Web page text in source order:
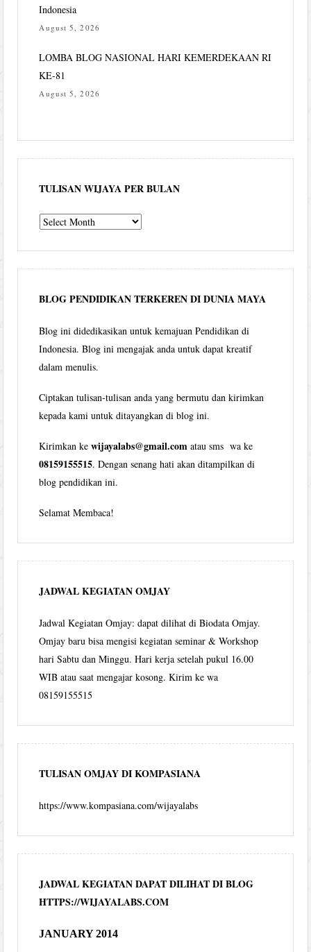
Indonesia
August 5, 2026
LOMBA BLOG NASIONAL HARI KEMERDEKAAN RI
KE-81
August 5, 2026
TULISAN WIJAYA PER BULAN
Tulisan
per
bulan
BLOG PENDIDIKAN TERKEREN DI DUNIA MAYA
Blog ini didedikasikan untuk kemajuan Pendidikan di
Indonesia. Blog ini mengajak anda untuk dapat kreatif
dalam menulis.
Ciptakan tulisan-tulisan anda yang bermutu dan kirimkan
kepada kami untuk ditayangkan di blog ini.
Kirimkan kewijayalabs@gmail.com atau sms wa ke
08159155515. Dengan senang hati akan ditampilkan di
blog pendidikan ini.
Selamat Membaca!
JADWAL KEGIATAN OMJAY
Jadwal Kegiatan Omjay: dapat dilihat di Biodata Omjay.
Omjay baru bisa mengisi kegiatan seminar & Workshop
hari Sabtu dan Minggu. Hari kerja setelah pukul 16.00
WIB atau saat mengajar kosong. Kirim ke wa
08159155515
TULISAN OMJAY DI KOMPASIANA
https://www.kompasiana.com/wijayalabs
JADWAL KEGIATAN DAPAT DILIHAT DI BLOG
HTTPS://WIJAYALABS.COM
JANUARY 2014